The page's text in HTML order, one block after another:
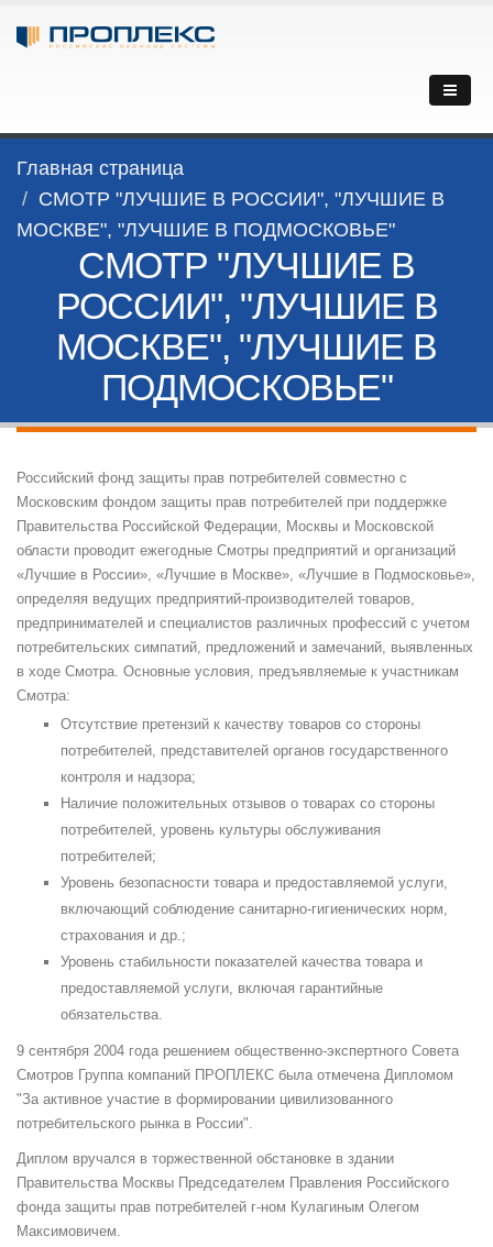
Главная страница
СМОТР "ЛУЧШИЕ В РОССИИ", "ЛУЧШИЕ В
МОСКВЕ", "ЛУЧШИЕ В ПОДМОСКОВЬЕ"
СМОТР "ЛУЧШИЕ В
РОССИИ", "ЛУЧШИЕ В
МОСКВЕ", "ЛУЧШИЕ В
ПОДМОСКОВЬЕ"
Российский фонд защиты прав потребителей совместно с
Московским фондом защиты прав потребителей при поддержке
Правительства Российской Федерации, Москвы и Московской
области проводит ежегодные Смотры предприятий и организаций
«Лучшие в России», «Лучшие в Москве», «Лучшие в Подмосковье»,
определяя ведущих предприятий-производителей товаров,
предпринимателей и специалистов различных профессий с учетом
потребительских симпатий, предложений и замечаний, выявленных
в ходе Смотра. Основные условия, предъявляемые к участникам
Смотра:
Отсутствие претензий к качеству товаров со стороны
потребителей, представителей органов государственного
контроля и надзора;
Наличие положительных отзывов о товарах со стороны
потребителей, уровень культуры обслуживания
потребителей;
Уровень безопасности товара и предоставляемой услуги,
включающий соблюдение санитарно-гигиенических норм,
страхования и др.;
Уровень стабильности показателей качества товара и
предоставляемой услуги, включая гарантийные
обязательства.
9 сентября 2004 года решением общественно-экспертного Совета
Смотров Группа компаний ПРОПЛЕКС была отмечена Дипломом
"За активное участие в формировании цивилизованного
потребительского рынка в России".
Диплом вручался в торжественной обстановке в здании
Правительства Москвы Председателем Правления Российского
фонда защиты прав потребителей г-ном Кулагиным Олегом
Максимовичем.